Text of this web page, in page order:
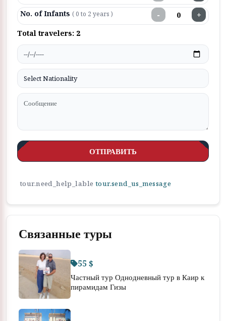
No. of Infants ( 0 to 2 years ) − +
Total travelers: 2
ОТПРАВИТЬ
tour.need_help_lable tour.send_us_message
Связанные туры
55 $
Частный тур Однодневный тур в Каир к
пирамидам Гизы